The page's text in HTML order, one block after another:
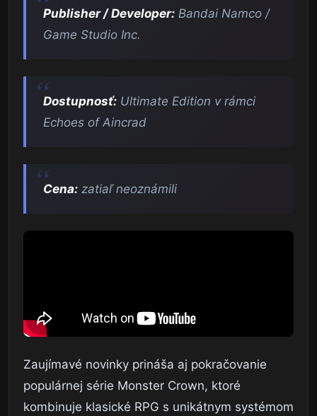
Publisher / Developer: Bandai Namco /
Game Studio Inc.
Dostupnosť: Ultimate Edition v rámci
Echoes of Aincrad
Cena: zatiaľ neoznámili
Zaujímavé novinky prináša aj pokračovanie
populárnej série Monster Crown, ktoré
kombinuje klasické RPG s unikátnym systémom